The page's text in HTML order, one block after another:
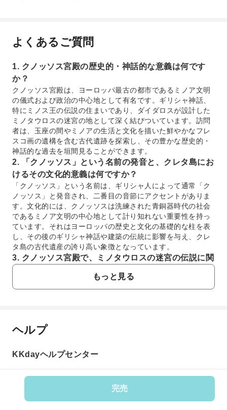
完売
よくあるご質問
1. クノッソス宮殿の歴史的・神話的な意義は何です
か？
クノッソス宮殿は、ヨーロッパ最古の都市であるミノア文明
の儀式および政治の中心地として有名です。ギリシャ神話、
特にミノス王の伝説の住まいであり、ダイダロスが設計した
ミノタウロスの迷宮の地として深く結びついています。訪問
者は、玉座の間やミノアの生活と文化を描いた鮮やかなフレ
スコ画の遺構を含む古代遺跡を探索し、その豊かな歴史的・
神話的な過去を垣間見ることができます。
2. 「クノッソス」という名前の発音と、クレタ島にお
けるその文化的意義は何ですか？
「クノッソス」という名前は、ギリシャ人によって通常「ク
ノッソス」と発音され、二番目の音節にアクセントがありま
す。文化的には、クノッソスは洗練された青銅器時代の社会
であるミノア文明の中心地として計り知れない重要性を持っ
ています。それはヨーロッパの歴史と文化の基礎的な柱を表
し、その後のギリシャ神話や建築の伝統に影響を与え、クレ
タ島の古代遺産の誇り高い象徴となっています。
3. クノッソス宮殿で、ミノタウロスの迷宮の伝説に関
して訪問者は何を見ることができますか？
ミノタウロスの迷宮は神話上の建造物ですが、クノッソス宮
殿を訪れることで、訪問者は伝説の舞台に浸ることができま
と考えられています。この遺跡を探索することで、ミノス王
とミノタウロスの古代の物語への具体的なつながりを提供
4. クノッソス宮殿内で探検すべき建築上の特徴や歴史
クノッソス宮殿では、訪問者はいくつかの注目すべき建築上
の特徴や歴史的遺物を探索できます。主なハイライトには、
ヨーロッパ最古の玉座の間と考えられている有名な玉座の間
もっと見る
よくあるご質問
1. クノッソス宮殿の歴史的・神話的な意義は何で
クノッソス宮殿は、ヨーロッパ最古の都市であるミノア
文明の儀式および政治の中心地として有名です。ギリシ
ャ神話、特にミノス王の伝説の住まいであり、ダイダロ
ヘルプ
KKdayヘルプセンター
商品番号: 577357